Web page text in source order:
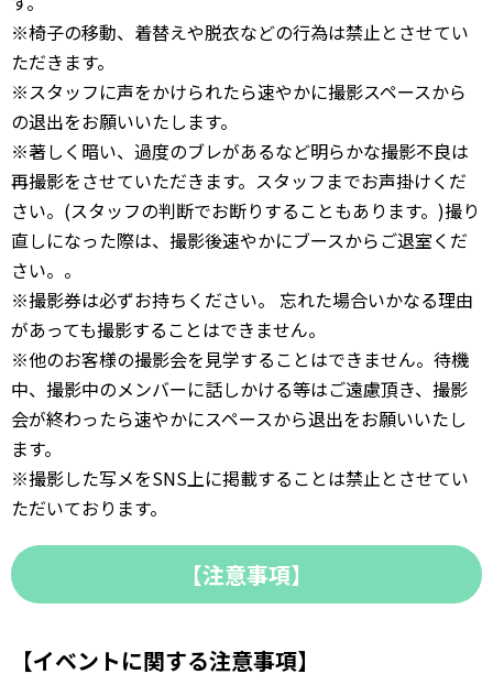
※椅子の移動、着替えや脱衣などの行為は禁止とさせてい
ただきます。
※スタッフに声をかけられたら速やかに撮影スペースから
の退出をお願いいたします。
※著しく暗い、過度のブレがあるなど明らかな撮影不良は
再撮影をさせていただきます。スタッフまでお声掛けくだ
さい。(スタッフの判断でお断りすることもあります。)撮り
直しになった際は、撮影後速やかにブースからご退室くだ
さい。。
※撮影券は必ずお持ちください。 忘れた場合いかなる理由
があっても撮影することはできません。
※他のお客様の撮影会を見学することはできません。待機
中、撮影中のメンバーに話しかける等はご遠慮頂き、撮影
会が終わったら速やかにスペースから退出をお願いいたし
ます。
※撮影した写メをSNS上に掲載することは禁止とさせてい
ただいております。
【注意事項】
【イベントに関する注意事項】